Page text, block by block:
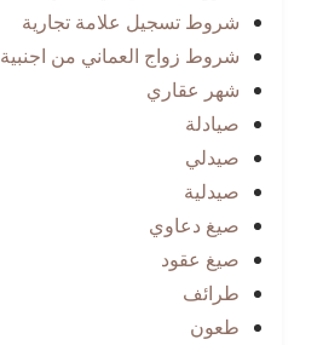
شروط تسجيل علامة تجارية
شروط زواج العماني من اجنبية
شهر عقاري
صيادلة
صيدلي
صيدلية
صيغ دعاوي
صيغ عقود
طرائف
طعون